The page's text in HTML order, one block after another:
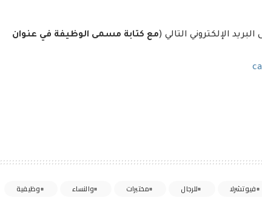
الإلكتروني التالي (مع كتابة مسمى الوظيفة في عنوان
فيوتشرلا للرجال مختبرات والنساء وظيفية